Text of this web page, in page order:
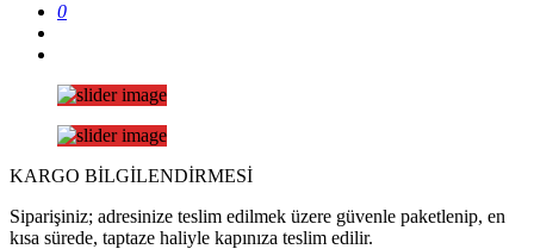
0
KARGO BİLGİLENDİRMESİ
Siparişiniz; adresinize teslim edilmek üzere güvenle paketlenip, en
kısa sürede, taptaze haliyle kapınıza teslim edilir.